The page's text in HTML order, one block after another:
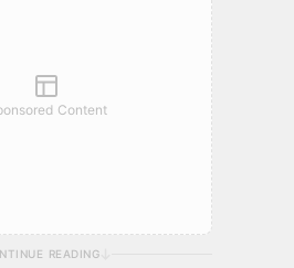
Content
READING